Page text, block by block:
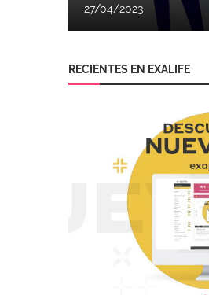
27/04/2023
RECIENTES EN EXALIFE